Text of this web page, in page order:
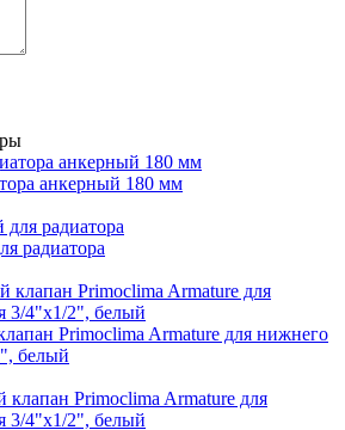
анкерный 180 мм
радиатора
Primoclima Armature для нижнего
белый